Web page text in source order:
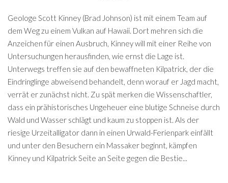
Geologe Scott Kinney (Brad Johnson) ist mit einem Team auf
dem Weg zu einem Vulkan auf Hawaii. Dort mehren sich die
Anzeichen für einen Ausbruch, Kinney will mit einer Reihe von
Untersuchungen herausfinden, wie ernst die Lage ist.
Unterwegs treffen sie auf den bewaffneten Kilpatrick, der die
Eindringlinge abweisend behandelt, denn worauf er Jagd macht,
verrät er zunächst nicht. Zu spät merken die Wissenschaftler,
dass ein prähistorisches Ungeheuer eine blutige Schneise durch
Wald und Wasser schlägt und kaum zu stoppen ist. Als der
riesige Urzeitalligator dann in einen Urwald-Ferienpark einfällt
und unter den Besuchern ein Massaker beginnt, kämpfen
Kinney und Kilpatrick Seite an Seite gegen die Bestie...